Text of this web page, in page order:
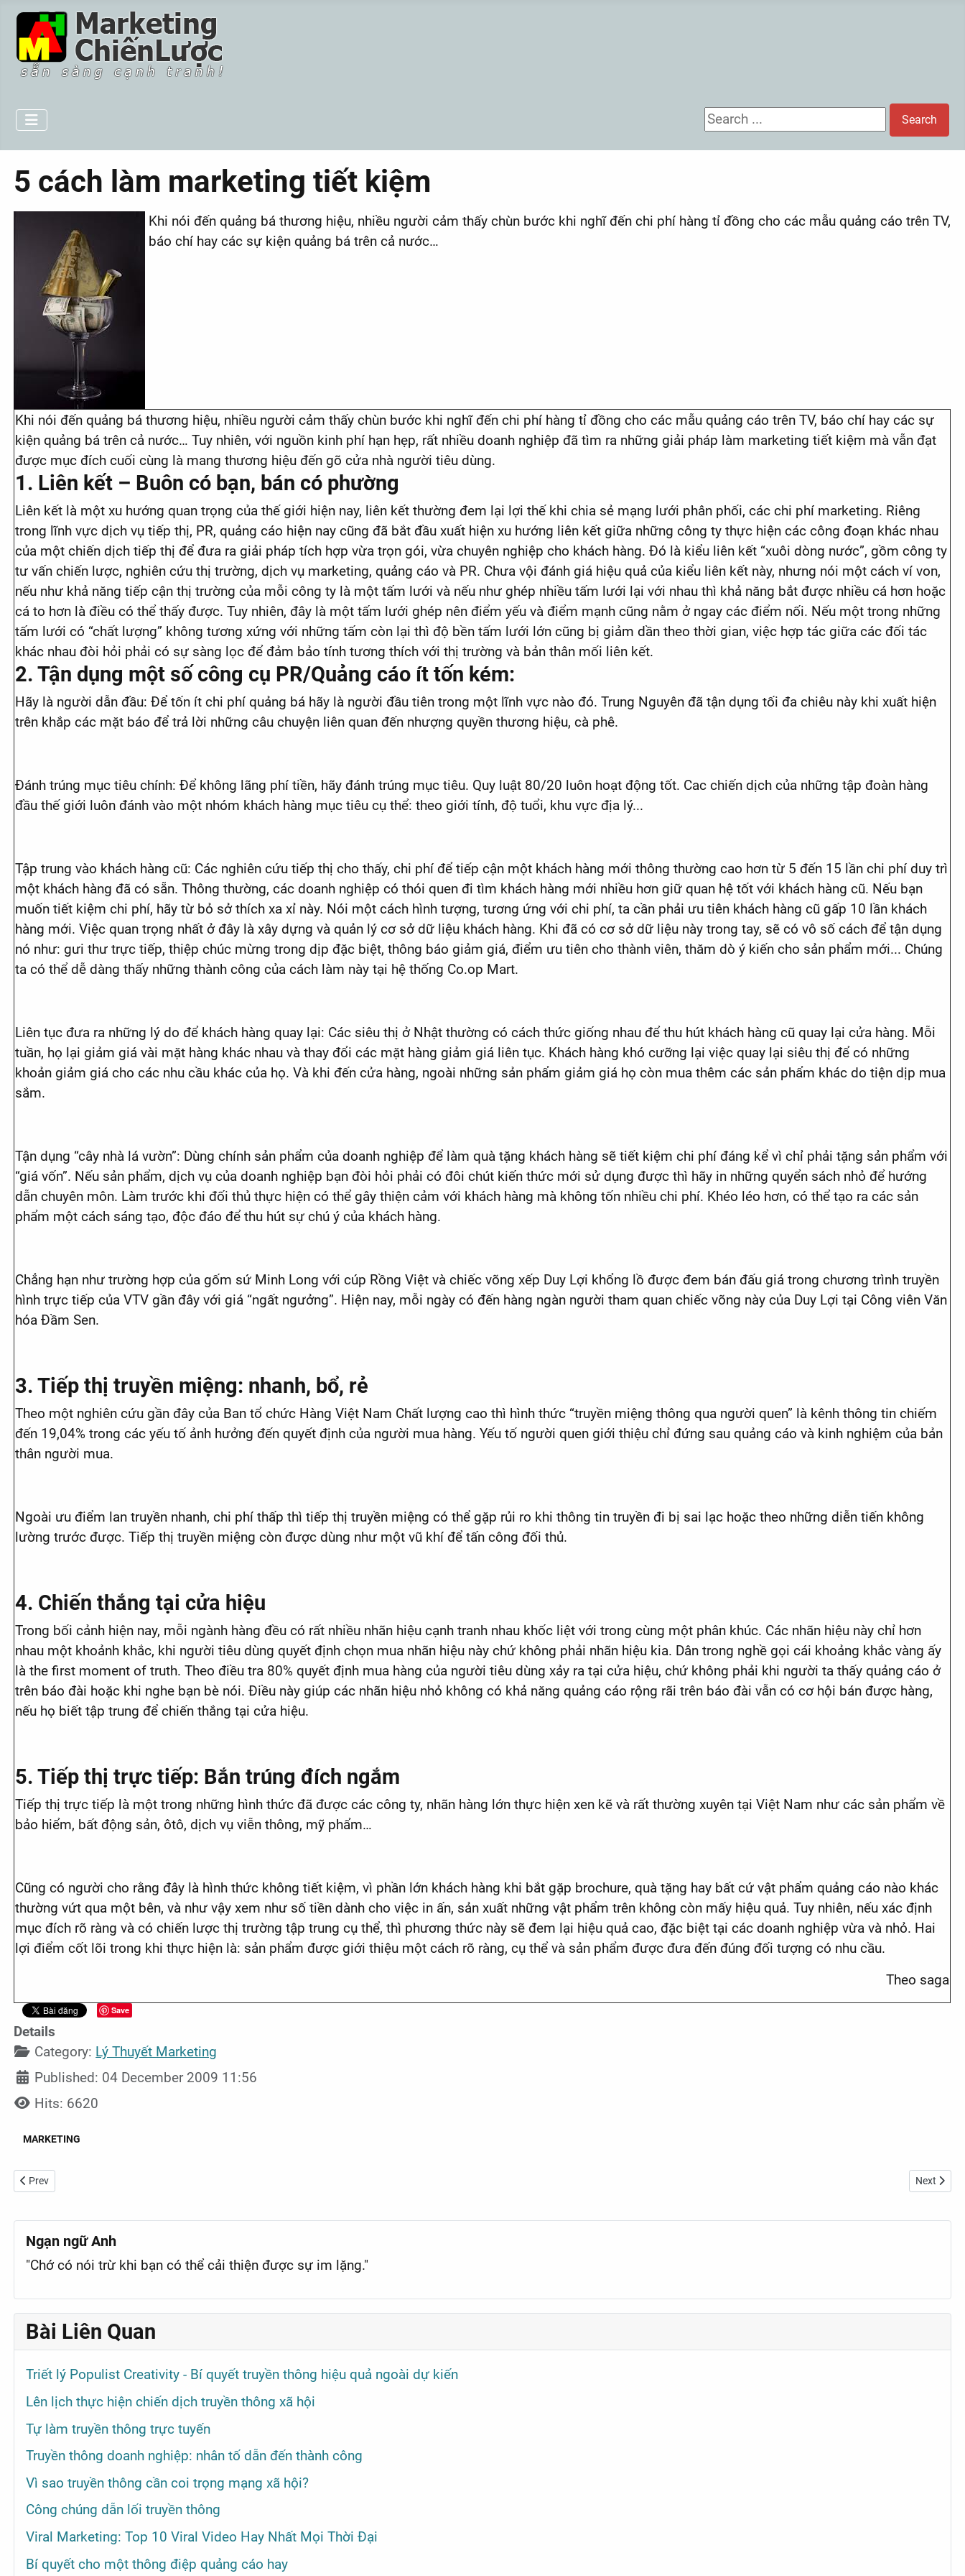
Search ... Search
5 cách làm marketing tiết kiệm
Khi nói đến quảng bá thương hiệu, nhiều người cảm thấy chùn bước khi nghĩ đến chi phí hàng tỉ đồng cho các mẫu quảng cáo trên TV,
báo chí hay các sự kiện quảng bá trên cả nước…
Khi nói đến quảng bá thương hiệu, nhiều người cảm thấy chùn bước khi nghĩ đến chi phí hàng tỉ đồng cho các mẫu quảng cáo trên TV, báo chí hay các sự
kiện quảng bá trên cả nước… Tuy nhiên, với nguồn kinh phí hạn hẹp, rất nhiều doanh nghiệp đã tìm ra những giải pháp làm marketing tiết kiệm mà vẫn đạt
được mục đích cuối cùng là mang thương hiệu đến gõ cửa nhà người tiêu dùng.
1. Liên kết – Buôn có bạn, bán có phường
Liên kết là một xu hướng quan trọng của thế giới hiện nay, liên kết thường đem lại lợi thế khi chia sẻ mạng lưới phân phối, các chi phí marketing. Riêng
trong lĩnh vực dịch vụ tiếp thị, PR, quảng cáo hiện nay cũng đã bắt đầu xuất hiện xu hướng liên kết giữa những công ty thực hiện các công đoạn khác nhau
của một chiến dịch tiếp thị để đưa ra giải pháp tích hợp vừa trọn gói, vừa chuyên nghiệp cho khách hàng. Đó là kiểu liên kết “xuôi dòng nước”, gồm công ty
tư vấn chiến lược, nghiên cứu thị trường, dịch vụ marketing, quảng cáo và PR. Chưa vội đánh giá hiệu quả của kiểu liên kết này, nhưng nói một cách ví von,
nếu như khả năng tiếp cận thị trường của mỗi công ty là một tấm lưới và nếu như ghép nhiều tấm lưới lại với nhau thì khả năng bắt được nhiều cá hơn hoặc
cá to hơn là điều có thể thấy được. Tuy nhiên, đây là một tấm lưới ghép nên điểm yếu và điểm mạnh cũng nằm ở ngay các điểm nối. Nếu một trong những
tấm lưới có “chất lượng” không tương xứng với những tấm còn lại thì độ bền tấm lưới lớn cũng bị giảm dần theo thời gian, việc hợp tác giữa các đối tác
khác nhau đòi hỏi phải có sự sàng lọc để đảm bảo tính tương thích với thị trường và bản thân mối liên kết.
2. Tận dụng một số công cụ PR/Quảng cáo ít tốn kém:
Hãy là người dẫn đầu: Để tốn ít chi phí quảng bá hãy là người đầu tiên trong một lĩnh vực nào đó. Trung Nguyên đã tận dụng tối đa chiêu này khi xuất hiện
trên khắp các mặt báo để trả lời những câu chuyện liên quan đến nhượng quyền thương hiệu, cà phê.
Đánh trúng mục tiêu chính: Để không lãng phí tiền, hãy đánh trúng mục tiêu. Quy luật 80/20 luôn hoạt động tốt. Cac chiến dịch của những tập đoàn hàng
đầu thế giới luôn đánh vào một nhóm khách hàng mục tiêu cụ thể: theo giới tính, độ tuổi, khu vực địa lý...
Tập trung vào khách hàng cũ: Các nghiên cứu tiếp thị cho thấy, chi phí để tiếp cận một khách hàng mới thông thường cao hơn từ 5 đến 15 lần chi phí duy trì
một khách hàng đã có sẵn. Thông thường, các doanh nghiệp có thói quen đi tìm khách hàng mới nhiều hơn giữ quan hệ tốt với khách hàng cũ. Nếu bạn
muốn tiết kiệm chi phí, hãy từ bỏ sở thích xa xỉ này. Nói một cách hình tượng, tương ứng với chi phí, ta cần phải ưu tiên khách hàng cũ gấp 10 lần khách
hàng mới. Việc quan trọng nhất ở đây là xây dựng và quản lý cơ sở dữ liệu khách hàng. Khi đã có cơ sở dữ liệu này trong tay, sẽ có vô số cách để tận dụng
nó như: gưi thư trực tiếp, thiệp chúc mừng trong dịp đặc biệt, thông báo giảm giá, điểm ưu tiên cho thành viên, thăm dò ý kiến cho sản phẩm mới... Chúng
ta có thể dễ dàng thấy những thành công của cách làm này tại hệ thống Co.op Mart.
Liên tục đưa ra những lý do để khách hàng quay lại: Các siêu thị ở Nhật thường có cách thức giống nhau để thu hút khách hàng cũ quay lại cửa hàng. Mỗi
tuần, họ lại giảm giá vài mặt hàng khác nhau và thay đổi các mặt hàng giảm giá liên tục. Khách hàng khó cưỡng lại việc quay lại siêu thị để có những
khoản giảm giá cho các nhu cầu khác của họ. Và khi đến cửa hàng, ngoài những sản phẩm giảm giá họ còn mua thêm các sản phẩm khác do tiện dịp mua
sắm.
Tận dụng “cây nhà lá vườn”: Dùng chính sản phẩm của doanh nghiệp để làm quà tặng khách hàng sẽ tiết kiệm chi phí đáng kể vì chỉ phải tặng sản phẩm với
“giá vốn”. Nếu sản phẩm, dịch vụ của doanh nghiệp bạn đòi hỏi phải có đôi chút kiến thức mới sử dụng được thì hãy in những quyển sách nhỏ để hướng
dẫn chuyên môn. Làm trước khi đối thủ thực hiện có thể gây thiện cảm với khách hàng mà không tốn nhiều chi phí. Khéo léo hơn, có thể tạo ra các sản
phẩm một cách sáng tạo, độc đáo để thu hút sự chú ý của khách hàng.
Chẳng hạn như trường hợp của gốm sứ Minh Long với cúp Rồng Việt và chiếc võng xếp Duy Lợi khổng lồ được đem bán đấu giá trong chương trình truyền
hình trực tiếp của VTV gần đây với giá “ngất ngưởng”. Hiện nay, mỗi ngày có đến hàng ngàn người tham quan chiếc võng này của Duy Lợi tại Công viên Văn
hóa Đầm Sen.
3. Tiếp thị truyền miệng: nhanh, bổ, rẻ
Theo một nghiên cứu gần đây của Ban tổ chức Hàng Việt Nam Chất lượng cao thì hình thức “truyền miệng thông qua người quen” là kênh thông tin chiếm
đến 19,04% trong các yếu tố ảnh hưởng đến quyết định của người mua hàng. Yếu tố người quen giới thiệu chỉ đứng sau quảng cáo và kinh nghiệm của bản
thân người mua.
Ngoài ưu điểm lan truyền nhanh, chi phí thấp thì tiếp thị truyền miệng có thể gặp rủi ro khi thông tin truyền đi bị sai lạc hoặc theo những diễn tiến không
lường trước được. Tiếp thị truyền miệng còn được dùng như một vũ khí để tấn công đối thủ.
4. Chiến thắng tại cửa hiệu
Trong bối cảnh hiện nay, mỗi ngành hàng đều có rất nhiều nhãn hiệu cạnh tranh nhau khốc liệt với trong cùng một phân khúc. Các nhãn hiệu này chỉ hơn
nhau một khoảnh khắc, khi người tiêu dùng quyết định chọn mua nhãn hiệu này chứ không phải nhãn hiệu kia. Dân trong nghề gọi cái khoảng khắc vàng ấy
là the first moment of truth. Theo điều tra 80% quyết định mua hàng của người tiêu dùng xảy ra tại cửa hiệu, chứ không phải khi người ta thấy quảng cáo ở
trên báo đài hoặc khi nghe bạn bè nói. Điều này giúp các nhãn hiệu nhỏ không có khả năng quảng cáo rộng rãi trên báo đài vẫn có cơ hội bán được hàng,
nếu họ biết tập trung để chiến thắng tại cửa hiệu.
5. Tiếp thị trực tiếp: Bắn trúng đích ngắm
Tiếp thị trực tiếp là một trong những hình thức đã được các công ty, nhãn hàng lớn thực hiện xen kẽ và rất thường xuyên tại Việt Nam như các sản phẩm về
bảo hiểm, bất động sản, ôtô, dịch vụ viễn thông, mỹ phẩm…
Cũng có người cho rằng đây là hình thức không tiết kiệm, vì phần lớn khách hàng khi bắt gặp brochure, quà tặng hay bất cứ vật phẩm quảng cáo nào khác
thường vứt qua một bên, và như vậy xem như số tiền dành cho việc in ấn, sản xuất những vật phẩm trên không còn mấy hiệu quả. Tuy nhiên, nếu xác định
mục đích rõ ràng và có chiến lược thị trường tập trung cụ thể, thì phương thức này sẽ đem lại hiệu quả cao, đặc biệt tại các doanh nghiệp vừa và nhỏ. Hai
lợi điểm cốt lõi trong khi thực hiện là: sản phẩm được giới thiệu một cách rõ ràng, cụ thể và sản phẩm được đưa đến đúng đối tượng có nhu cầu.
Theo saga
Save
Details
Category: Lý Thuyết Marketing
Published: 04 December 2009 11:56
Hits: 6620
MARKETING
Previous article: Nhận diện các hình thức “word of mouth”
Prev Next
Next
Ngạn ngữ Anh
"Chớ có nói trừ khi bạn có thể cải thiện được sự im lặng."
Bài Liên Quan
Triết lý Populist Creativity - Bí quyết truyền thông hiệu quả ngoài dự kiến
Lên lịch thực hiện chiến dịch truyền thông xã hội
Tự làm truyền thông trực tuyến
Truyền thông doanh nghiệp: nhân tố dẫn đến thành công
Vì sao truyền thông cần coi trọng mạng xã hội?
Công chúng dẫn lối truyền thông
Viral Marketing: Top 10 Viral Video Hay Nhất Mọi Thời Đại
Bí quyết cho một thông điệp quảng cáo hay